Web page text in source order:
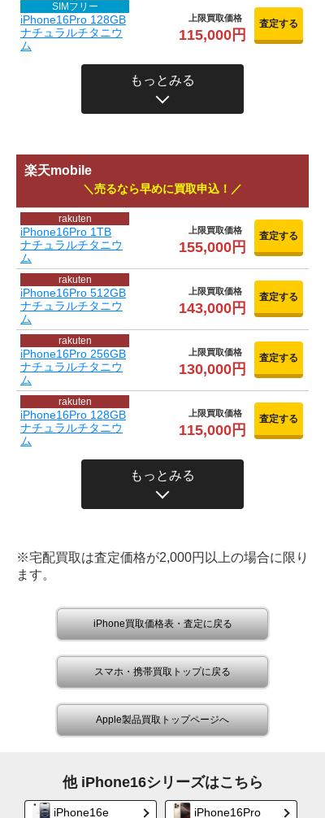
SIMフリー
iPhone16Pro 128GB
ナチュラルチタニウ
ム
上限買取価格
115,000円
査定する
もっとみる
楽天mobile
売るなら早めに買取申込！
rakuten
iPhone16Pro 1TB
ナチュラルチタニウ
ム
上限買取価格
155,000円
査定する
rakuten
iPhone16Pro 512GB
ナチュラルチタニウ
ム
上限買取価格
143,000円
査定する
rakuten
iPhone16Pro 256GB
ナチュラルチタニウ
ム
上限買取価格
130,000円
査定する
rakuten
iPhone16Pro 128GB
ナチュラルチタニウ
ム
上限買取価格
115,000円
査定する
もっとみる
※宅配買取は査定価格が2,000円以上の場合に限り
ます。
iPhone買取価格表・査定に戻る
スマホ・携帯買取トップに戻る
Apple製品買取トップページへ
他 iPhone16シリーズはこちら
iPhone16e iPhone16Pro